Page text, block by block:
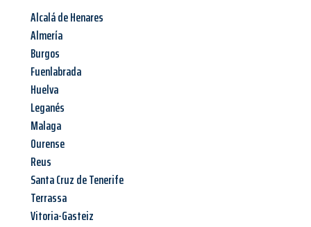
Alcalá de Henares
Almería
Burgos
Fuenlabrada
Huelva
Leganés
Malaga
Ourense
Reus
Santa Cruz de Tenerife
Terrassa
Vitoria-Gasteiz